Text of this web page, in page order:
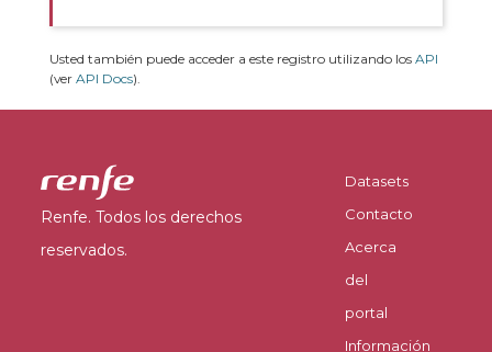
Usted también puede acceder a este registro utilizando los API
(ver API Docs).
Renfe. Todos los derechos
reservados.
Datasets
Contacto
Acerca
del
portal
Información